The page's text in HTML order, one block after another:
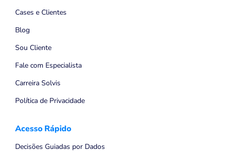
Cases e Clientes
Blog
Sou Cliente
Fale com Especialista
Carreira Solvis
Política de Privacidade
Acesso Rápido
Decisões Guiadas por Dados